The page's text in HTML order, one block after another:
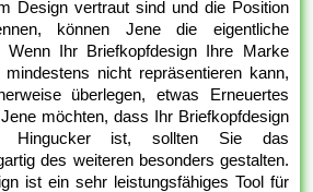
Design vertraut sind und die Position
können Jene die eigentliche
Wenn Ihr Briefkopfdesign Ihre Marke
nicht repräsentieren kann,
überlegen, etwas Erneuertes
möchten, dass Ihr Briefkopfdesign
Hingucker ist, sollten Sie das
des weiteren besonders gestalten.
ist ein sehr leistungsfähiges Tool für